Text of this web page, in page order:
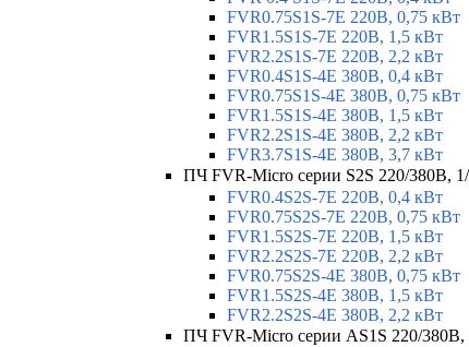
FVR0.75S1S-7E 220В, 0,75 кВт
FVR1.5S1S-7E 220В, 1,5 кВт
FVR2.2S1S-7E 220В, 2,2 кВт
FVR0.4S1S-4E 380В, 0,4 кВт
FVR0.75S1S-4E 380В, 0,75 кВт
FVR1.5S1S-4E 380В, 1,5 кВт
FVR2.2S1S-4E 380В, 2,2 кВт
FVR3.7S1S-4E 380В, 3,7 кВт
ПЧ FVR-Micro серии S2S 220/380В,
FVR0.4S2S-7E 220В, 0,4 кВт
FVR0.75S2S-7E 220В, 0,75 кВт
FVR1.5S2S-7E 220В, 1,5 кВт
FVR2.2S2S-7E 220В, 2,2 кВт
FVR0.75S2S-4E 380В, 0,75 кВт
FVR1.5S2S-4E 380В, 1,5 кВт
FVR2.2S2S-4E 380В, 2,2 кВт
ПЧ FVR-Micro серии AS1S 220/380В,